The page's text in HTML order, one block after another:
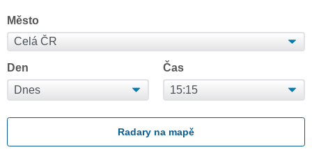
Město
Den Čas
Radary na mapě